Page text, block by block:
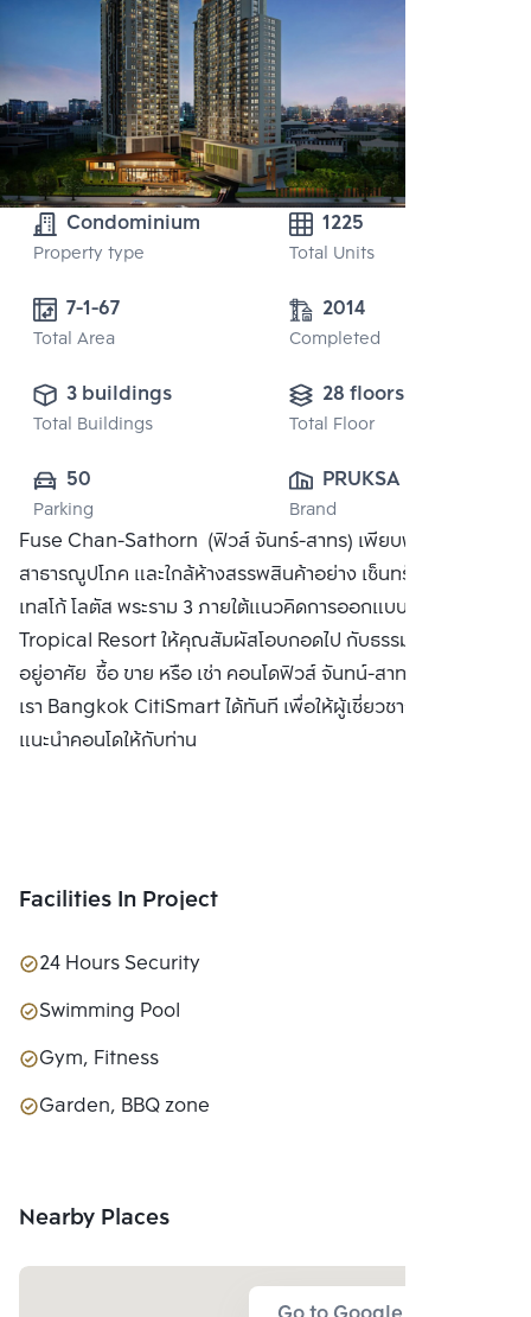
Condominium
Property type
1225
Total Units
7-1-67
Total Area
2014
Completed
3 buildings
Total Buildings
28 floors
Total Floor
50
Parking
PRUKSA REAL
ESTATE PUBLIC
CO.,LTD
Brand
Fuse Chan-Sathorn (ฟิวส์ จันทร์-สาทร) เพียบพร้อมด้วย
สาธารณูปโภค และใกล้ห้างสรรพสินค้าอย่าง เซ็นทรัลพระราม 3,
เทสโก้ โลตัส พระราม 3 ภายใต้แนวคิดการออกแบบสไตล์
Tropical Resort ให้คุณสัมผัสโอบกอดไป กับธรรมชาติแห่งการ
อยู่อาศัย ซื้อ ขาย หรือ เช่า คอนโดฟิวส์ จันทน์-สาทร ติดต่อหา
เรา Bangkok CitiSmart ได้ทันที เพื่อให้ผู้เชี่ยวชาญของเราได้
แนะนำคอนโดให้กับท่าน
Facilities In Project
24 Hours Security
Swimming Pool
Gym, Fitness
Garden, BBQ zone
Nearby Places